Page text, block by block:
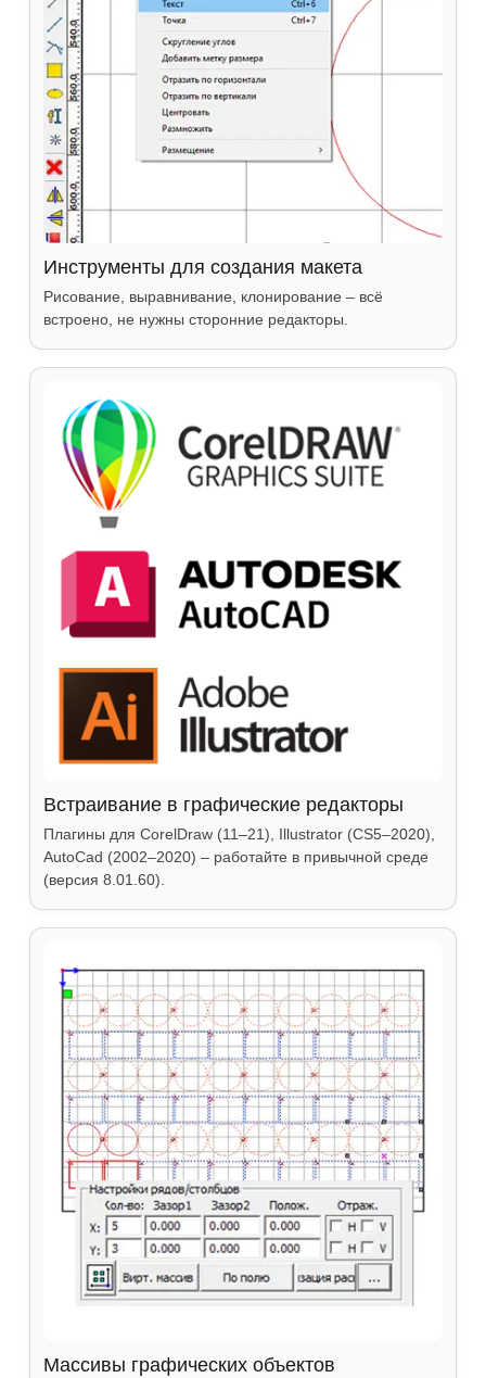
Инструменты для создания макета
Рисование, выравнивание, клонирование – всё
встроено, не нужны сторонние редакторы.
Встраивание в графические редакторы
Плагины для CorelDraw (11–21), Illustrator (CS5–2020),
AutoCad (2002–2020) – работайте в привычной среде
(версия 8.01.60).
Массивы графических объектов